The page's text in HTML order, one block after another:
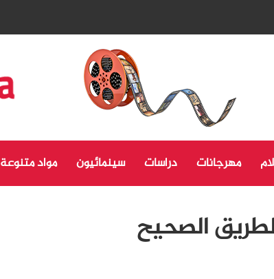
مهرجانات دراسات سينمائيون مواد متنوعة
الصحيح